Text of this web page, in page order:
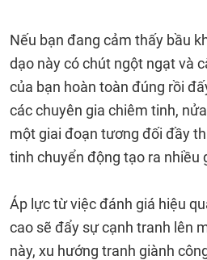
Nếu bạn đang cảm thấy bầu
dạo này có chút ngột ngạt và
của bạn hoàn toàn đúng rồi
các chuyên gia chiêm tinh,
một giai đoạn tương đối đầy
tinh chuyển động tạo ra nhiều
Áp lực từ việc đánh giá hiệu
cao sẽ đẩy sự cạnh tranh lên
này, xu hướng tranh giành